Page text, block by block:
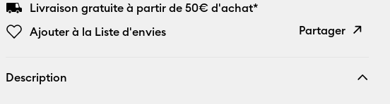
Livraison gratuite à partir de 50€ d'achat*
Ajouter à la Liste d'envies
Partager
Description